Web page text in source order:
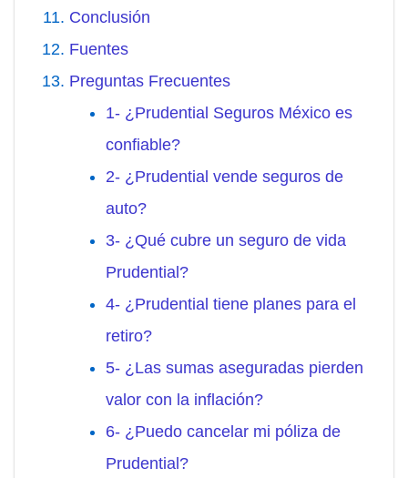
Conclusión
Fuentes
Preguntas Frecuentes
1- ¿Prudential Seguros México es
confiable?
2- ¿Prudential vende seguros de
auto?
3- ¿Qué cubre un seguro de vida
Prudential?
4- ¿Prudential tiene planes para el
retiro?
5- ¿Las sumas aseguradas pierden
valor con la inflación?
6- ¿Puedo cancelar mi póliza de
Prudential?